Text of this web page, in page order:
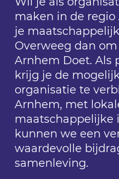
maken in de
je
Overweeg dan
Arnhem Doet. Als
krijg je de
organisatie te
Arnhem, met
maatschappelijke
kunnen we een
waardevolle
samenleving.